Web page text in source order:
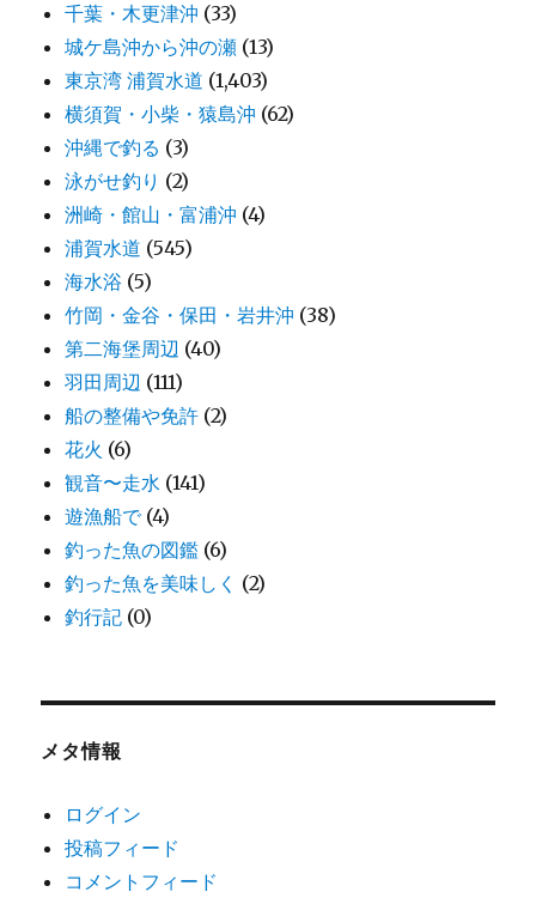
千葉・木更津沖 (33)
城ケ島沖から沖の瀬 (13)
東京湾 浦賀水道 (1,403)
横須賀・小柴・猿島沖 (62)
沖縄で釣る (3)
泳がせ釣り (2)
洲崎・館山・富浦沖 (4)
浦賀水道 (545)
海水浴 (5)
竹岡・金谷・保田・岩井沖 (38)
第二海堡周辺 (40)
羽田周辺 (111)
船の整備や免許 (2)
花火 (6)
観音〜走水 (141)
遊漁船で(4)
釣った魚の図鑑 (6)
釣った魚を美味しく (2)
釣行記 (0)
メタ情報
ログイン
投稿フィード
コメントフィード